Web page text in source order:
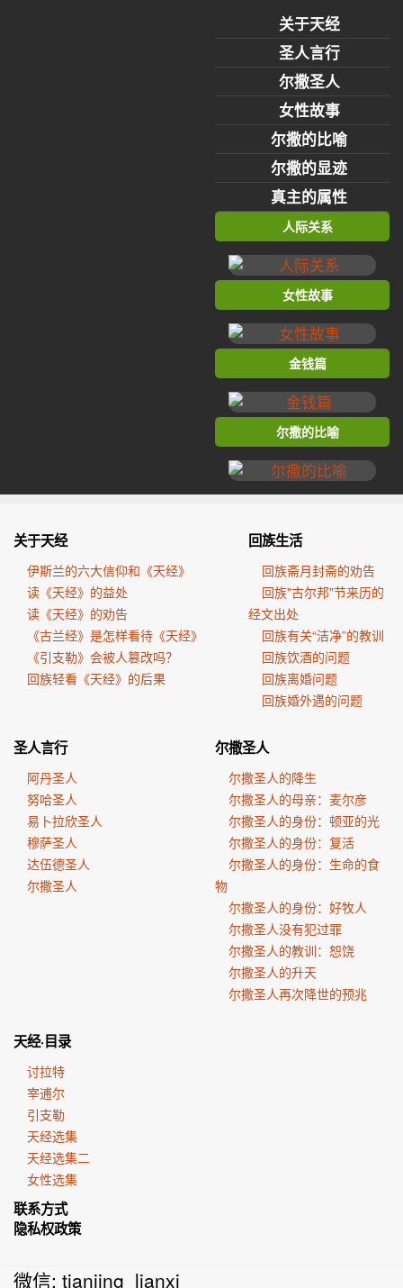
关于天经
圣人言行
尔撒圣人
女性故事
尔撒的比喻
尔撒的显迹
真主的属性
人际关系
女性故事
金钱篇
尔撒的比喻
关于天经
伊斯兰的六大信仰和《天经》
读《天经》的益处
读《天经》的劝告
《古兰经》是怎样看待《天经》
《引支勒》会被人篡改吗？
回族轻看《天经》的后果
回族生活
回族斋月封斋的劝告
回族"古尔邦"节来历的
经文出处
回族有关“洁净”的教训
回族饮酒的问题
回族离婚问题
回族婚外遇的问题
圣人言行
阿丹圣人
努哈圣人
易卜拉欣圣人
穆萨圣人
达伍德圣人
尔撒圣人
尔撒圣人
尔撒圣人的降生
尔撒圣人的母亲：麦尔彦
尔撒圣人的身份：顿亚的光
尔撒圣人的身份：复活
尔撒圣人的身份：生命的食
物
尔撒圣人的身份：好牧人
尔撒圣人没有犯过罪
尔撒圣人的教训：恕饶
尔撒圣人的升天
尔撒圣人再次降世的预兆
天经·目录
讨拉特
宰逋尔
引支勒
天经选集
天经选集二
女性选集
联系方式
隐私权政策
微信: tianjing_lianxi